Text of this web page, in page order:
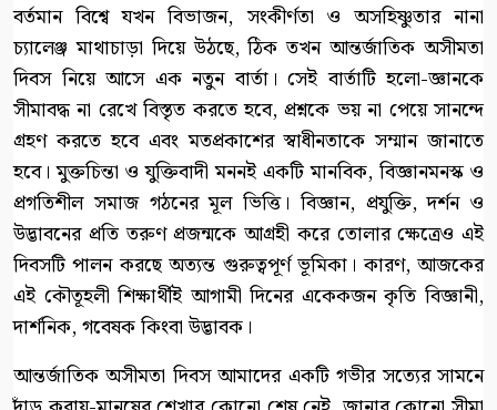
বর্তমান বিশ্বে যখন বিভাজন, সংকীর্ণতা ও অসহিষ্ণুতার নানা
চ্যালেঞ্জ মাথাচাড়া দিয়ে উঠছে, ঠিক তখন আন্তর্জাতিক অসীমতা
দিবস নিয়ে আসে এক নতুন বার্তা। সেই বার্তাটি হলো-জ্ঞানকে
সীমাবদ্ধ না রেখে বিস্তৃত করতে হবে, প্রশ্নকে ভয় না পেয়ে সানন্দে
গ্রহণ করতে হবে এবং মতপ্রকাশের স্বাধীনতাকে সম্মান জানাতে
হবে। মুক্তচিন্তা ও যুক্তিবাদী মননই একটি মানবিক, বিজ্ঞানমনস্ক ও
প্রগতিশীল সমাজ গঠনের মূল ভিত্তি। বিজ্ঞান, প্রযুক্তি, দর্শন ও
উদ্ভাবনের প্রতি তরুণ প্রজন্মকে আগ্রহী করে তোলার ক্ষেত্রেও এই
দিবসটি পালন করছে অত্যন্ত গুরুত্বপূর্ণ ভূমিকা। কারণ, আজকের
এই কৌতূহলী শিক্ষার্থীই আগামী দিনের একেকজন কৃতি বিজ্ঞানী,
দার্শনিক, গবেষক কিংবা উদ্ভাবক।
আন্তর্জাতিক অসীমতা দিবস আমাদের একটি গভীর সত্যের সামনে